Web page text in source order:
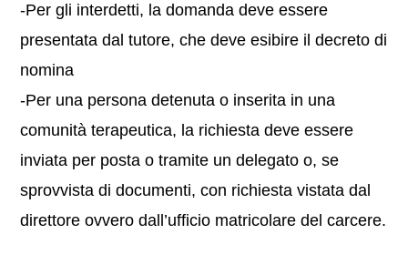
-Per gli interdetti, la domanda deve essere
presentata dal tutore, che deve esibire il decreto di
nomina
-Per una persona detenuta o inserita in una
comunità terapeutica, la richiesta deve essere
inviata per posta o tramite un delegato o, se
sprovvista di documenti, con richiesta vistata dal
direttore ovvero dall’ufficio matricolare del carcere.